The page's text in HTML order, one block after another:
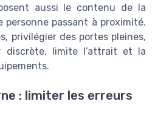
aussi le contenu de la
passant à proximité.
privilégier des portes pleines,
discrète, limite l’attrait et la
: limiter les erreurs